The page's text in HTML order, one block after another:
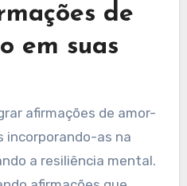
de
em suas
afirmações de amor-
incorporando-as na
a resiliência mental.